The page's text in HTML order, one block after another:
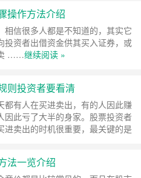
操作方法介绍
相信很多人都是不知道的，其实它
投资者出借资金供其买入证券，或
……继续阅读 »
则投资者要看清
都有人在买进卖出，有的人因此赚
因此亏了大半的身家。股票投资者
进卖出的时机很重要，最关键的是
法一览介绍